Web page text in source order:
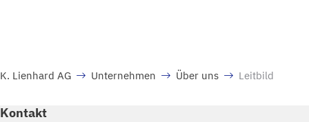
K. Lienhard AG Unternehmen Über uns Leitbild
Kontakt